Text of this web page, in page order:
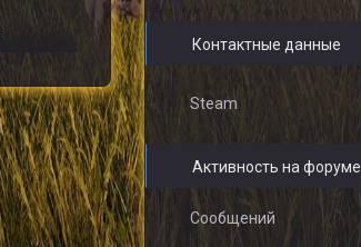
Контактные данные
Steam
Активность на форуме
Сообщений